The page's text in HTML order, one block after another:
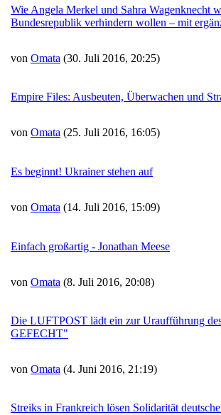
Wie Angela Merkel und Sahra Wagenknecht
Bundesrepublik verhindern wollen – mit
von Omata (30. Juli 2016, 20:25)
Empire Files: Ausbeuten, Überwachen und
von Omata (25. Juli 2016, 16:05)
Es beginnt! Ukrainer stehen auf
von Omata (14. Juli 2016, 15:09)
Einfach großartig - Jonathan Meese
von Omata (8. Juli 2016, 20:08)
Die LUFTPOST lädt ein zur Uraufführung
GEFECHT"
von Omata (4. Juni 2016, 21:19)
Streiks in Frankreich lösen Solidarität